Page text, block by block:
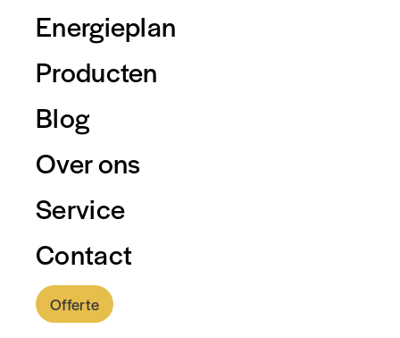
Energieplan
Producten
Blog
Over ons
Service
Contact
Offerte